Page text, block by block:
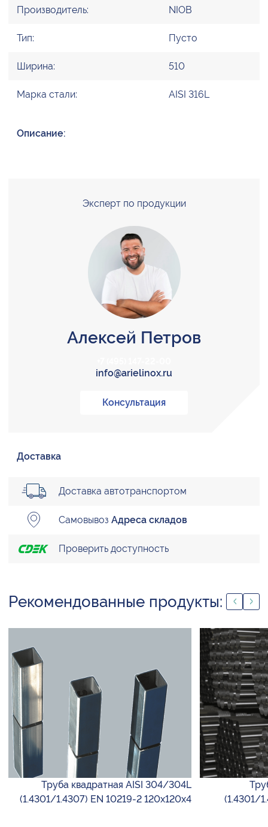
Производитель: NIOB
Тип: Пусто
Ширина: 510
Марка стали: AISI 316L
Описание:
Эксперт по продукции
Алексей Петров
info@arielinox.ru
Консультация
Доставка
Доставка автотранспортом
Самовывоз Адреса складов
Проверить доступность
Рекомендованные продукты:
Труба квадратная AISI 304/304L
(1.4301/1.4307) EN 10219-2 120х120х4
(1.4301/